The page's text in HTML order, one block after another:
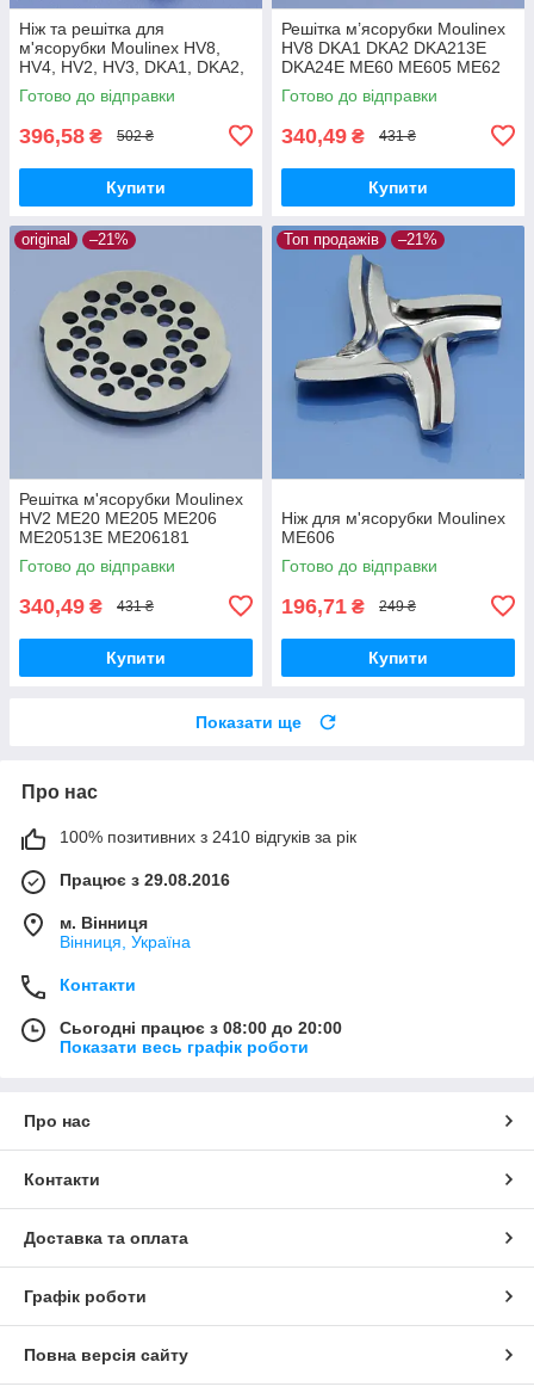
Ніж та решітка для
м'ясорубки Moulinex HV8,
HV4, HV2, HV3, DKA1, DKA2,
DKA213E, DKA24E, ME20,
ME400, ME416, ME62,
Готово до відправки
396,58 ₴ 502 ₴
Купити
Решітка м’ясорубки Moulinex
HV8 DKA1 DKA2 DKA213E
DKA24E ME60 ME605 ME62
ME606 ME65 ME651 ME656
дрібна 3мм нержавійка
Готово до відправки
340,49 ₴ 431 ₴
Купити
original –21%
Решітка м'ясорубки Moulinex
HV2 ME20 ME205 ME206
ME20513E ME206181
ME208139 ME209139
котлетна 5мм нержавійка
Готово до відправки
340,49 ₴ 431 ₴
Купити
Топ продажів –21%
Ніж для м'ясорубки Moulinex
ME606
Готово до відправки
196,71 ₴ 249 ₴
Купити
Показати ще
Про нас
100% позитивних з 2410 відгуків за рік
Працює з 29.08.2016
м. Вінниця
Вінниця, Україна
Контакти
Сьогодні працює з 08:00 до 20:00
Показати весь графік роботи
Про нас
Контакти
Доставка та оплата
Графік роботи
Повна версія сайту